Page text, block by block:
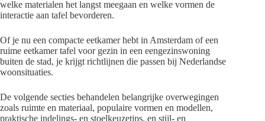
welke materialen het langst meegaan en welke vormen de
interactie aan tafel bevorderen.
Of je nu een compacte eetkamer hebt in Amsterdam of een
ruime eetkamer tafel voor gezin in een eengezinswoning
buiten de stad, je krijgt richtlijnen die passen bij Nederlandse
woonsituaties.
De volgende secties behandelen belangrijke overwegingen
zoals ruimte en materiaal, populaire vormen en modellen,
praktische indelings- en stoelkeuzetips, en stijl- en